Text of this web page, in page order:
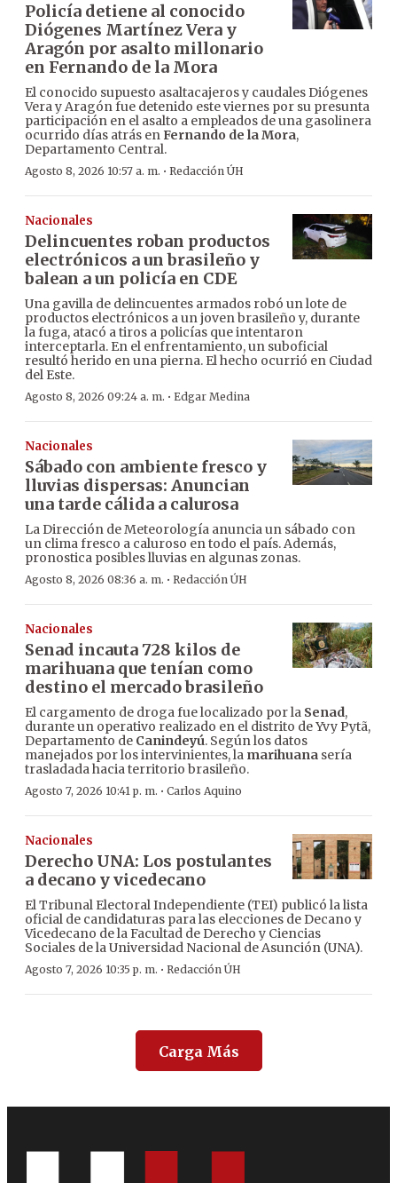
Policía detiene al conocido
Diógenes Martínez Vera y
Aragón por asalto millonario
en Fernando de la Mora
El conocido supuesto asaltacajeros y caudales Diógenes
Vera y Aragón fue detenido este viernes por su presunta
participación en el asalto a empleados de una gasolinera
ocurrido días atrás enFernando de la Mora,
Departamento Central.
Agosto 8, 2026 10:57 a. m. · Redacción ÚH
Nacionales
Delincuentes roban productos
electrónicos a un brasileño y
balean a un policía en CDE
Una gavilla de delincuentes armados robó un lote de
productos electrónicos a un joven brasileño y, durante
la fuga, atacó a tiros a policías que intentaron
interceptarla. En el enfrentamiento, un suboficial
resultó herido en una pierna. El hecho ocurrió en Ciudad
del Este.
Agosto 8, 2026 09:24 a. m. · Edgar Medina
Nacionales
Sábado con ambiente fresco y
lluvias dispersas: Anuncian
una tarde cálida a calurosa
La Dirección de Meteorología anuncia un sábado con
un clima fresco a caluroso en todo el país. Además,
pronostica posibles lluvias en algunas zonas.
Agosto 8, 2026 08:36 a. m. · Redacción ÚH
Nacionales
Senad incauta 728 kilos de
marihuana que tenían como
destino el mercado brasileño
El cargamento de droga fue localizado por la Senad,
durante un operativo realizado en el distrito de Yvy Pytã,
Departamento de Canindeyú. Según los datos
manejados por los intervinientes, la marihuana sería
trasladada hacia territorio brasileño.
Agosto 7, 2026 10:41 p. m. · Carlos Aquino
Nacionales
Derecho UNA: Los postulantes
a decano y vicedecano
El Tribunal Electoral Independiente (TEI) publicó la lista
oficial de candidaturas para las elecciones de Decano y
Vicedecano de la Facultad de Derecho y Ciencias
Sociales de la Universidad Nacional de Asunción (UNA).
Agosto 7, 2026 10:35 p. m. · Redacción ÚH
Carga Más